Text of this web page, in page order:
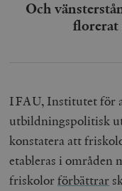
Och
florerat
IFAU, Institutet för
utbildningspolitisk
konstatera att
etableras i områden
friskolorförbättrar